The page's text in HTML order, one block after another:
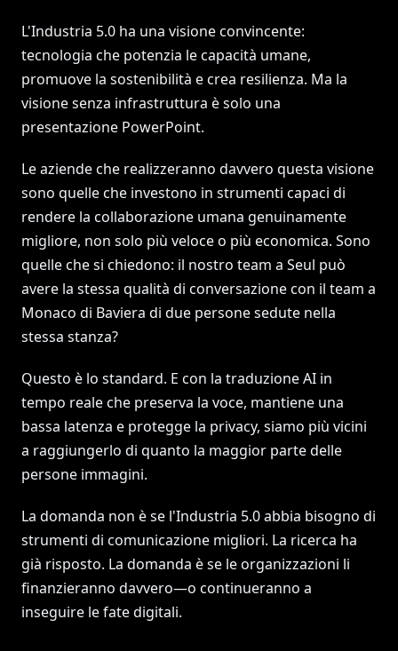
L'Industria 5.0 ha una visione convincente:
tecnologia che potenzia le capacità umane,
promuove la sostenibilità e crea resilienza. Ma la
visione senza infrastruttura è solo una
presentazione PowerPoint.
Le aziende che realizzeranno davvero questa visione
sono quelle che investono in strumenti capaci di
rendere la collaborazione umana genuinamente
migliore, non solo più veloce o più economica. Sono
quelle che si chiedono: il nostro team a Seul può
avere la stessa qualità di conversazione con il team a
Monaco di Baviera di due persone sedute nella
stessa stanza?
Questo è lo standard. E con la traduzione AI in
tempo reale che preserva la voce, mantiene una
bassa latenza e protegge la privacy, siamo più vicini
a raggiungerlo di quanto la maggior parte delle
persone immagini.
La domanda non è se l'Industria 5.0 abbia bisogno di
strumenti di comunicazione migliori. La ricerca ha
già risposto. La domanda è se le organizzazioni li
finanzieranno davvero—o continueranno a
inseguire le fate digitali.